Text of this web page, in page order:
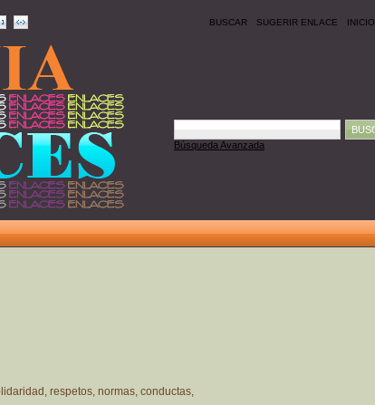
BUSCAR SUGERIR ENLACE INICIO
Búsqueda Avanzada
respetos, normas, conductas,